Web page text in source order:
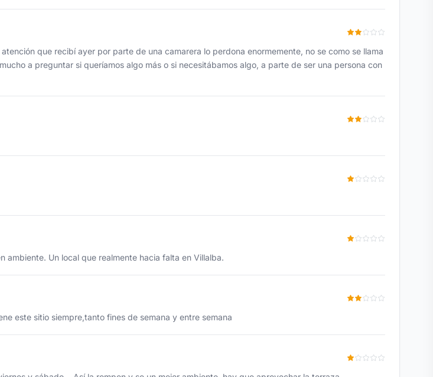
que recibí ayer por parte de una camarera lo perdona enormemente, no se como se llama
a preguntar si queríamos algo más o si necesitábamos algo, a parte de ser una persona con
ambiente. Un local que realmente hacia falta en Villalba.
este sitio siempre,tanto fines de semana y entre semana